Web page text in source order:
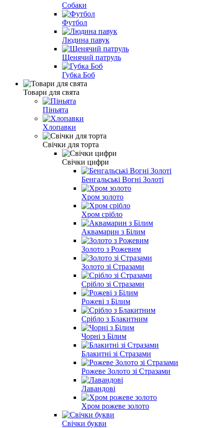
Собаки
Футбол
Людина павук
Щенячий патруль
Губка Боб
Товари для свята
Піньята
Хлопавки
Свічки для торта
Свічки цифри
Бенгальські Вогні Золоті
Хром золото
Хром срібло
Аквамарин з Білим
Золото з Рожевим
Золото зі Стразами
Срібло зі Стразами
Рожеві з Білим
Срібло з Блакитним
Чорні з Білим
Блакитні зі Стразами
Рожеве Золото зі Стразами
Лавандові
Хром рожеве золото
Свічки букви